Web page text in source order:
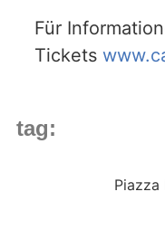
Für
Tickets
tag:
Piazza